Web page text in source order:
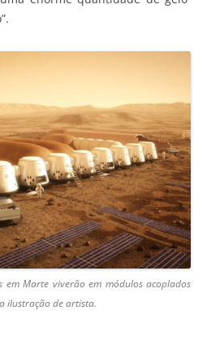
em Marte viverão em módulos acoplados
ilustração de artista.